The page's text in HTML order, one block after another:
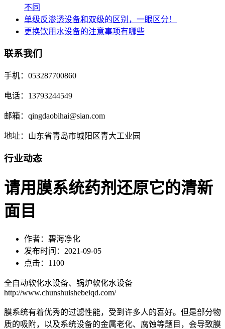
不同
单级反渗透设备和双级的区别，一眼区分！
更换饮用水设备的注意事项有哪些
联系我们
手机：053287700860
电话：13793244549
邮箱：qingdaobihai@sian.com
地址：山东省青岛市城阳区青大工业园
行业动态
请用膜系统药剂还原它的清新
面目
作者：碧海净化
发布时间：2021-09-05
点击：1100
全自动软化水设备、锅炉软化水设备
http://www.chunshuishebeiqd.com/
膜系统有着优秀的过滤性能，受到许多人的喜好。但是部分物
质的吸附，以及系统设备的金属老化、腐蚀等题目，会导致膜